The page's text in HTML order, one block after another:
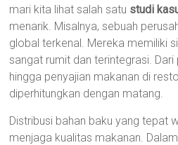
mari kita lihat salah satu studi
menarik. Misalnya, sebuah
global terkenal. Mereka memiliki
sangat rumit dan terintegrasi.
hingga penyajian makanan di
diperhitungkan dengan matang.
Distribusi bahan baku yang tepat
menjaga kualitas makanan.